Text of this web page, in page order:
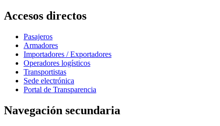
Accesos directos
Pasajeros
Armadores
Importadores / Exportadores
Operadores logísticos
Transportistas
Sede electrónica
Portal de Transparencia
Navegación secundaria